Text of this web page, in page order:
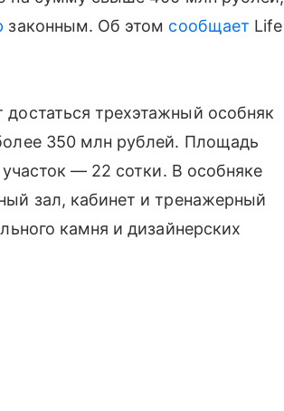
законным. Об этом сообщает Life
трехэтажный особняк
350 млн рублей. Площадь
— 22 сотки. В особняке
зал, кабинет и тренажерный
камня и дизайнерских